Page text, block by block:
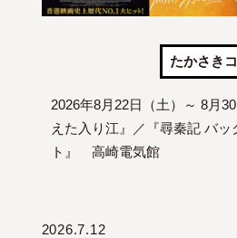
たかさき
2026年8月22日（土）～ 8月
えた入り江』／『尋秦記 バッ
ト』 高崎電気館
2026.7.12